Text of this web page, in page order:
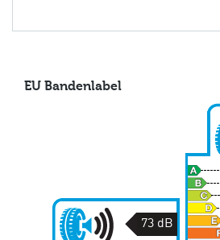
EU Bandenlabel
73 dB